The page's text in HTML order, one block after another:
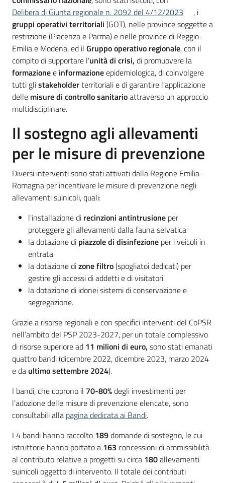
Delibera di Giunta regionale n. 2092 del 4/12/2023
, i
gruppi operativi territoriali (GOT), nelle province soggette a
restrizione (Piacenza e Parma) e nelle province di Reggio-
Emilia e Modena, ed il Gruppo operativo regionale, con il
compito di supportare l'unità di crisi, di promuovere la
formazionee informazioneepidemiologica, di coinvolgere
tutti glistakeholderterritoriali e di garantire l'applicazione
delle misure di controllo sanitarioattraverso un approccio
multidisciplinare.
Il sostegno agli allevamenti
per le misure di prevenzione
Diversi interventi sono stati attivati dalla Regione Emilia-
Romagna per incentivare le misure di prevenzione negli
allevamenti suinicoli, quali:
l'installazione di recinzioni antintrusione per
proteggere gli allevamenti dalla fauna selvatica
la dotazione di piazzole di disinfezione per i veicoli in
entrata
la dotazione dizone filtro(spogliatoi dedicati) per
gestire gli accessi di addetti e di visitatori
la dotazione di idonei sistemi di conservazione e
segregazione.
Grazie a risorse regionali e con specifici interventi del CoPSR
nell’ambito del PSP 2023-2027, per un totale complessivo
di risorse superiore ad 11 milioni di euro, sono stati emanati
quattro bandi (dicembre 2022, dicembre 2023, marzo 2024
e da ultimo settembre 2024).
I bandi, che coprono il 70-80%degli investimenti per
l’adozione delle misure di prevenzione elencate, sono
consultabili alla pagina dedicata ai Bandi.
I 4 bandi hanno raccolto 189domande di sostegno, le cui
istruttorie hanno portato a 163 concessioni di ammissibilità
al contributo relative a progetti su circa 180allevamenti
suinicoli oggetto di intervento. Il totale dei contributi